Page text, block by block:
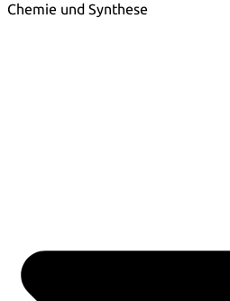
Chemie und Synthese